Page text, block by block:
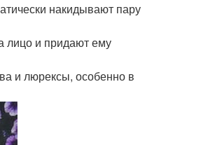
накидывают пару
лицо и придают ему
и люрексы, особенно в